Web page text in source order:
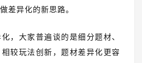
差异化的新思路。
，大家普遍谈的是细分题材、
较玩法创新，题材差异化更容